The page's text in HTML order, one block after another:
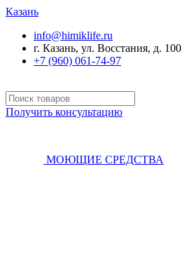
Казань
info@himiklife.ru
г. Казань, ул. Восстания, д. 100
+7 (960) 061-74-97
Получить консультацию
МОЮЩИЕ СРЕДСТВА